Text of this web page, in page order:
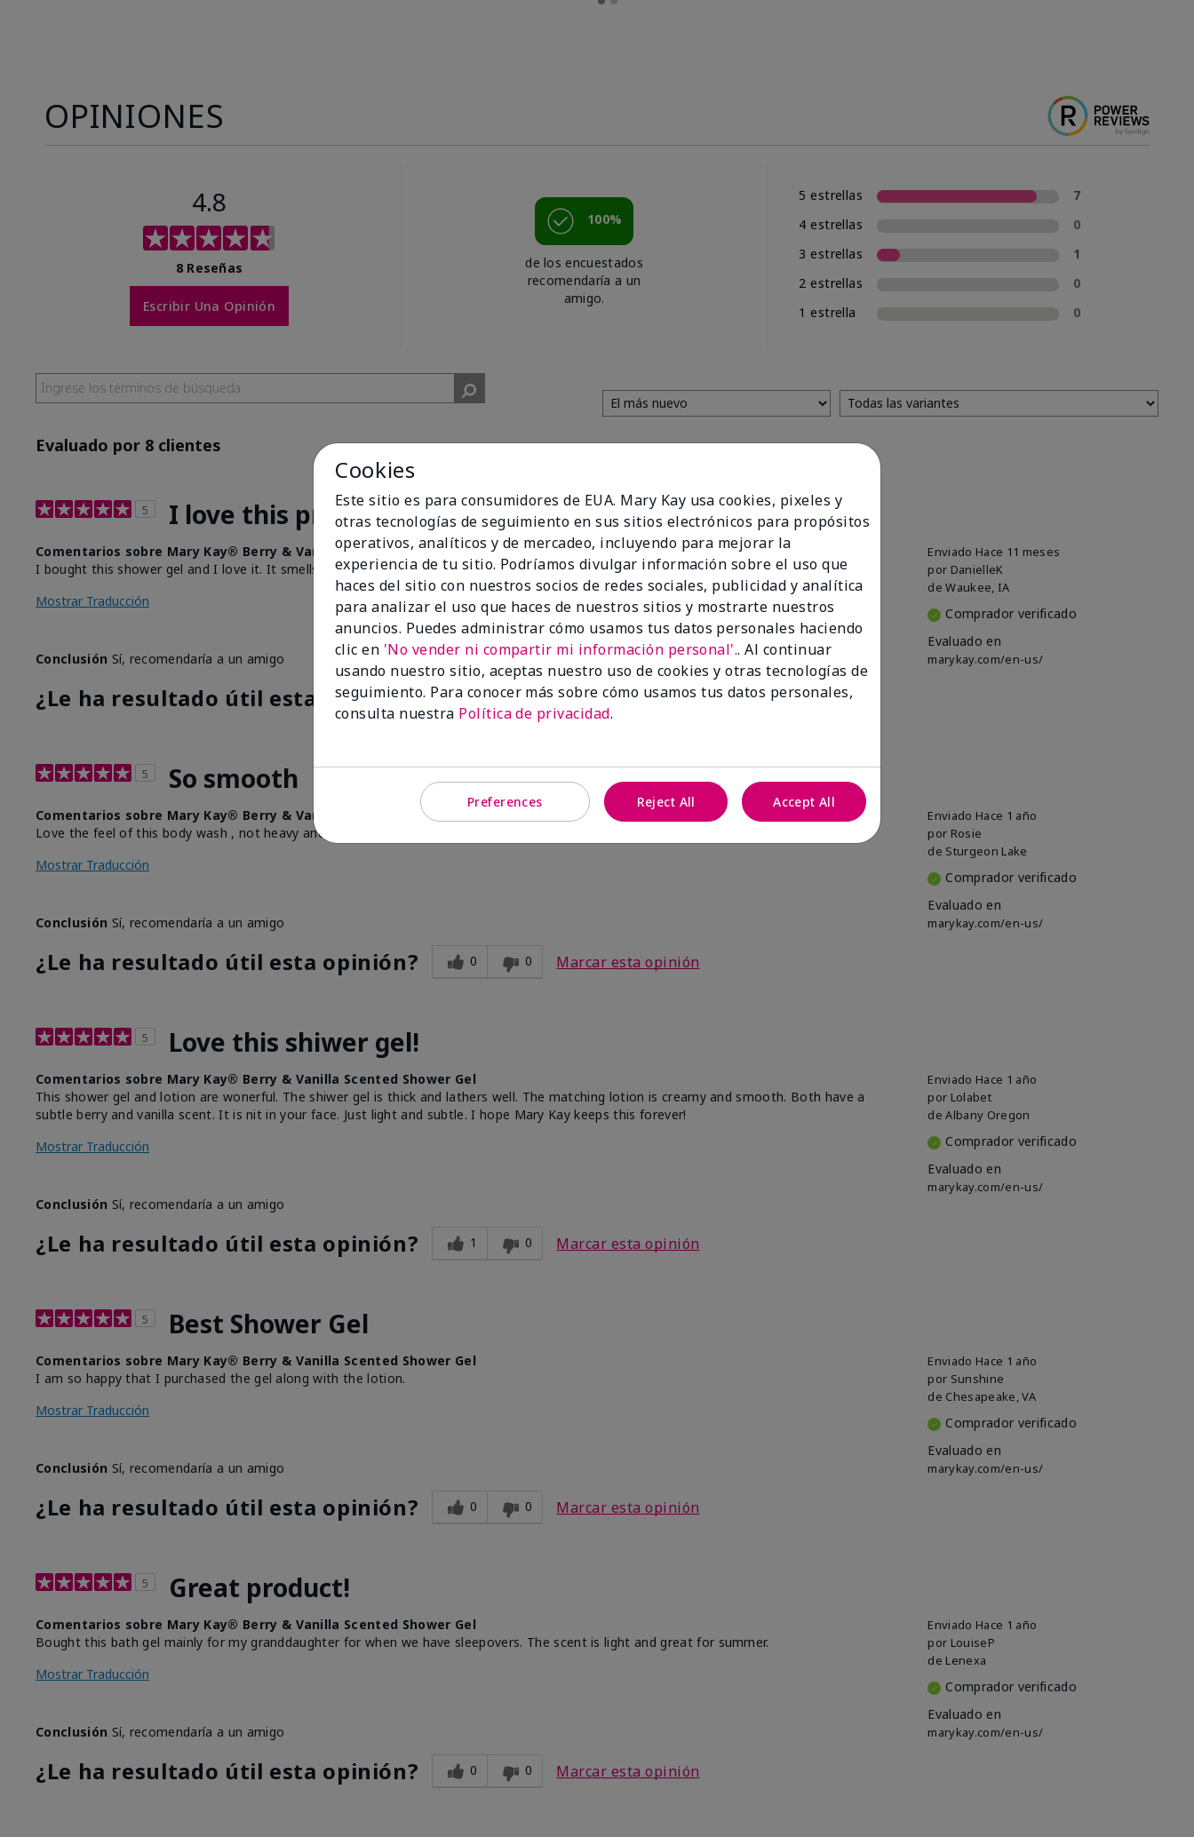
OPINIONES
4.8
8 Reseñas
Escribir Una Opinión
100%
de los encuestados
recomendaría a un
amigo.
5 estrellas
7
4 estrellas
0
3 estrellas
1
2 estrellas
0
1 estrella
0
Evaluado por 8 clientes
5 I love this product!
Enviado Hace 11 meses
por DanielleK
de Waukee, IA
Comprador verificado
Evaluado en
marykay.com/en-us/
Comentarios sobre Mary Kay® Berry & Vanilla Scented Shower Gel
I bought this shower gel and I love it. It smells amazing and makes my skin feel so smooth.
Mostrar Traducción
Conclusión Sí, recomendaría a un amigo
¿Le ha resultado útil esta opinión? 3 1 Marcar esta opinión
5 So smooth
Enviado Hace 1 año
por Rosie
de Sturgeon Lake
Comprador verificado
Evaluado en
marykay.com/en-us/
Comentarios sobre Mary Kay® Berry & Vanilla Scented Shower Gel
Love the feel of this body wash , not heavy and it smells grrst
Mostrar Traducción
Conclusión Sí, recomendaría a un amigo
¿Le ha resultado útil esta opinión? 0 0 Marcar esta opinión
5 Love this shiwer gel!
Enviado Hace 1 año
por Lolabet
de Albany Oregon
Comprador verificado
Evaluado en
marykay.com/en-us/
Comentarios sobre Mary Kay® Berry & Vanilla Scented Shower Gel
This shower gel and lotion are wonerful. The shiwer gel is thick and lathers well. The matching lotion is creamy and smooth. Both have a
subtle berry and vanilla scent. It is nit in your face. Just light and subtle. I hope Mary Kay keeps this forever!
Mostrar Traducción
Conclusión Sí, recomendaría a un amigo
¿Le ha resultado útil esta opinión? 1 0 Marcar esta opinión
5 Best Shower Gel
Enviado Hace 1 año
por Sunshine
de Chesapeake, VA
Comprador verificado
Evaluado en
marykay.com/en-us/
Comentarios sobre Mary Kay® Berry & Vanilla Scented Shower Gel
I am so happy that I purchased the gel along with the lotion.
Mostrar Traducción
Conclusión Sí, recomendaría a un amigo
¿Le ha resultado útil esta opinión? 0 0 Marcar esta opinión
5 Great product!
Enviado Hace 1 año
por LouiseP
de Lenexa
Comprador verificado
Evaluado en
marykay.com/en-us/
Comentarios sobre Mary Kay® Berry & Vanilla Scented Shower Gel
Bought this bath gel mainly for my granddaughter for when we have sleepovers. The scent is light and great for summer.
Mostrar Traducción
Conclusión Sí, recomendaría a un amigo
¿Le ha resultado útil esta opinión? 0 0 Marcar esta opinión
Cookies
Este sitio es para consumidores de EUA. Mary Kay usa cookies, pixeles y
otras tecnologías de seguimiento en sus sitios electrónicos para propósitos
operativos, analíticos y de mercadeo, incluyendo para mejorar la
experiencia de tu sitio. Podríamos divulgar información sobre el uso que
haces del sitio con nuestros socios de redes sociales, publicidad y analítica
para analizar el uso que haces de nuestros sitios y mostrarte nuestros
anuncios. Puedes administrar cómo usamos tus datos personales haciendo
clic en 'No vender ni compartir mi información personal'.. Al continuar
usando nuestro sitio, aceptas nuestro uso de cookies y otras tecnologías de
seguimiento. Para conocer más sobre cómo usamos tus datos personales,
consulta nuestra Política de privacidad.
Preferences Reject All Accept All